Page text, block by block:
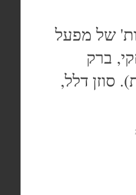
של מפעל
ברק
סוזן דלל,